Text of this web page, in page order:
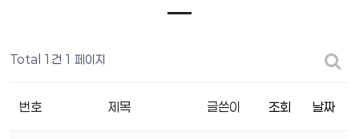
Total 1건 1 페이지
번호 제목 글쓴이 조회 날짜